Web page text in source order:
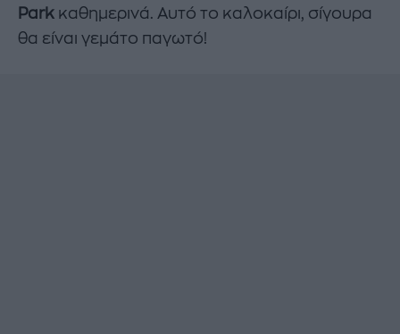
Park καθημερινά. Αυτό το καλοκαίρι, σίγουρα
θα είναι γεμάτο παγωτό!